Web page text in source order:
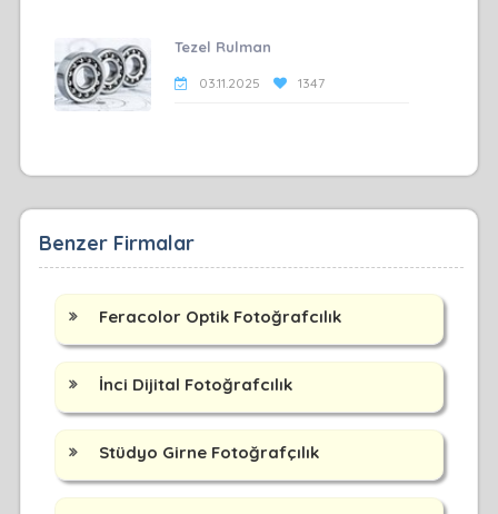
Tezel Rulman
03.11.2025 1347
Benzer Firmalar
Feracolor Optik Fotoğrafcılık
İnci Dijital Fotoğrafcılık
Stüdyo Girne Fotoğrafçılık